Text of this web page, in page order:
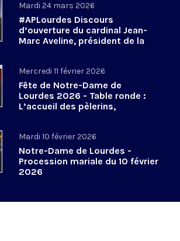
Mardi 24 mars 2026
#APLourdes Discours
d’ouverture du cardinal Jean-
Marc Aveline, président de la
Mercredi 11 février 2026
Fête de Notre-Dame de
Lourdes 2026 - Table ronde :
L’accueil des pèlerins,
Mardi 10 février 2026
Notre-Dame de Lourdes -
Procession mariale du 10 février
2026